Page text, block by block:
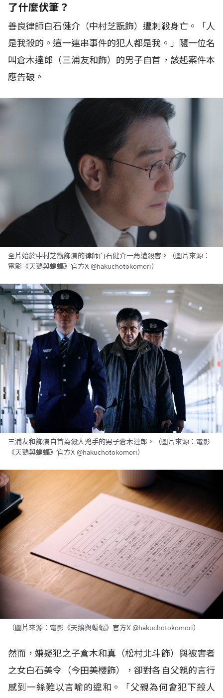
了什麼伏筆？
善良律師白石健介（中村芝翫飾）遭刺殺身亡。「人
是我殺的。這一連串事件的犯人都是我。」隨一位名
叫倉木達郎（三浦友和飾）的男子自首，該起案件本
應告破。
全片始於中村芝翫飾演的律師白石健介一角遭殺害。（圖片來源：
電影《天鵝與蝙蝠》官方X @hakuchotokomori）
三浦友和飾演自首為殺人兇手的男子倉木達郎。（圖片來源：電影
《天鵝與蝙蝠》官方X @hakuchotokomori）
（圖片來源：電影《天鵝與蝙蝠》官方X @hakuchotokomori）
然而，嫌疑犯之子倉木和真（松村北斗飾）與被害者
之女白石美令（今田美櫻飾），卻對各自父親的言行
感到一絲難以言喻的違和。「父親為何會犯下殺人